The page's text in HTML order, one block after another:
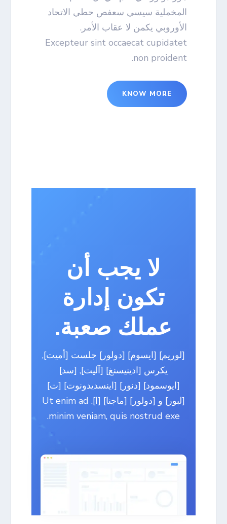
المخملية سيسي سعفص حطي الاتحاد
الأوروبي يكمن لا عقاب الأمر.
Excepteur sint occaecat cupidatet
non proident.
KNOW MORE
لا يجب أن
تكون إدارة
عملك صعبة.
[لوريم] [ايسوم] [دولور] جلست [أميت],
يكرس [ادينيسنغ] [آليت], [سد]
[ايوسمود] [دنور] [اينسديدونوت] [ت]
[لبور] و [دولور] [ماجنا] [ا]. Ut enim ad
minim veniam, quis nostrud exe.